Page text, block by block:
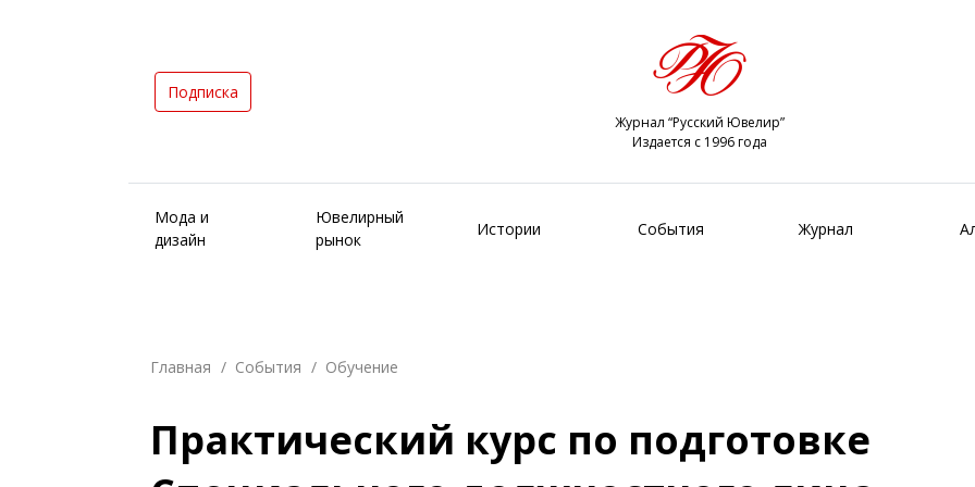
Подписка
Журнал “Русский Ювелир”
Издается с 1996 года
Мода и
дизайн
Ювелирный
рынок
Истории События Журнал
Главная События Обучение
Практический курс по подготовке